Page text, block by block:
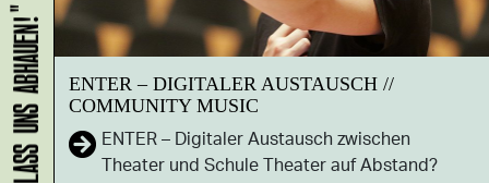
ENTER – DIGITALER AUSTAUSCH //
COMMUNITY MUSIC
ENTER – Digitaler Austausch zwischen
Theater und Schule Theater auf Abstand?